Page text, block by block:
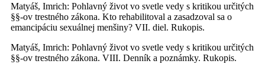
Matyáš, Imrich: Pohlavný život vo svetle vedy s kritikou určitých
§§-ov trestného zákona. Kto rehabilitoval a zasadzoval sa o
emancipáciu sexuálnej menšiny? VII. diel. Rukopis.
Matyáš, Imrich: Pohlavný život vo svetle vedy s kritikou určitých
§§-ov trestného zákona. VIII. Denník a poznámky. Rukopis.